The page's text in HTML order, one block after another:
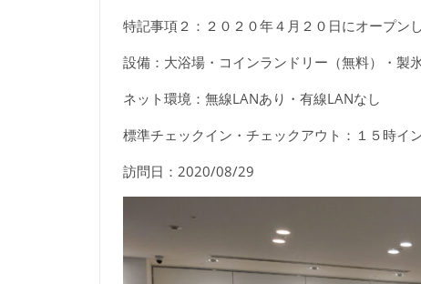
特記事項２：２０２０年４月２０日にオープン
設備：大浴場・コインランドリー（無料）・製
ネット環境：無線LANあり・有線LANなし
標準チェックイン・チェックアウト：１５時イ
訪問日：2020/08/29